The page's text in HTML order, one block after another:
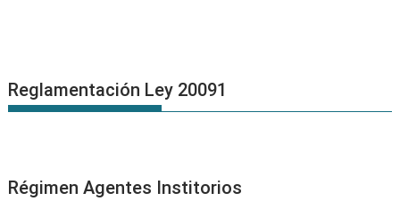
Reglamentación Ley 20091
Régimen Agentes Institorios